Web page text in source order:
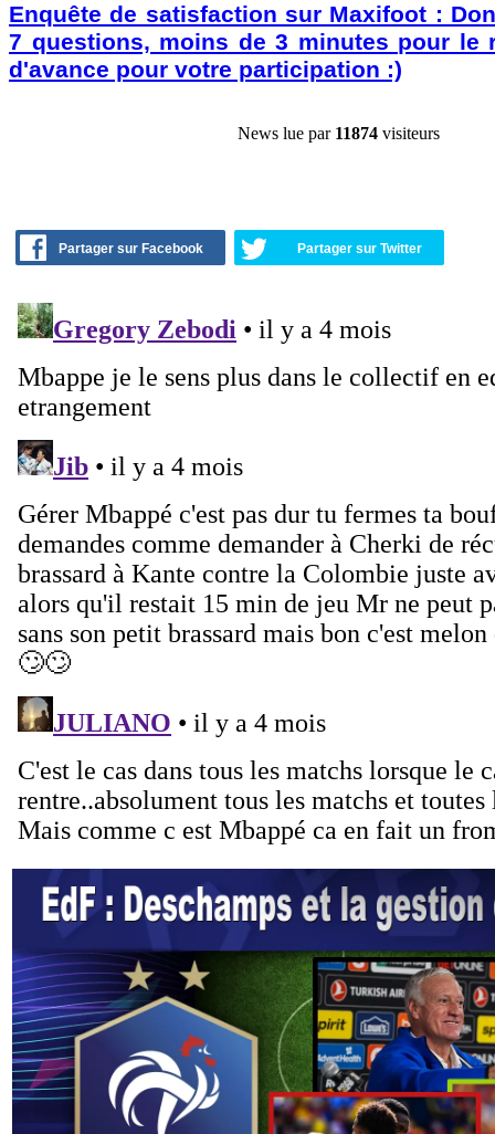
Enquête de satisfaction sur Maxifoot :
7 questions, moins de 3 minutes pour le
d'avance pour votre participation :)
News lue par 11874visiteurs
Partager sur Facebook Partager sur Twitter